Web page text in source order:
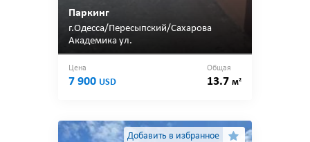
Паркинг
г.Одесса/Пересыпский/Сахарова
Академика ул.
Цена
7 900 USD
Общая
13.7 м2
Добавить в избранное